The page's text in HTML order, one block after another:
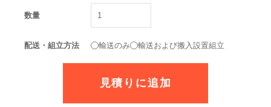
数量
配送・組立方法 輸送のみ 輸送および搬入設置組立